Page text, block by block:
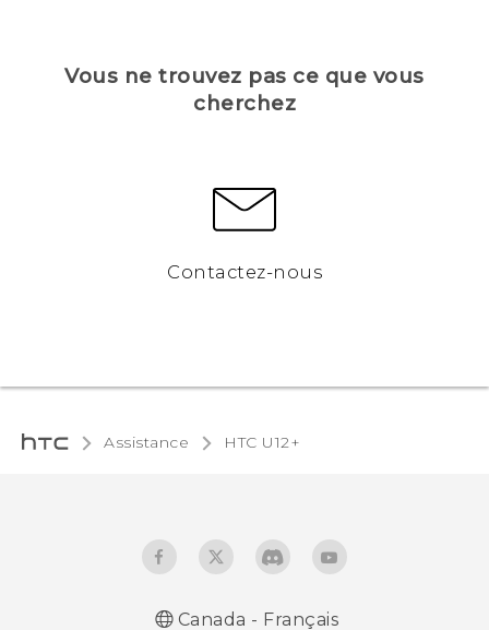
Vous ne trouvez pas ce que vous
cherchez
Contactez-nous
Assistance HTC U12+‎
Canada - Français